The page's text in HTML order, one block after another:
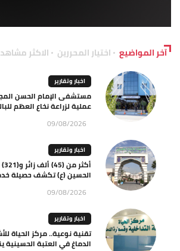
آخر المواضيع اختيار المحررين الاكثر
اخبار وتقارير
عملية لزراعة نخاع العظم
09/08/2026
اخبار وتقارير
الحسين (ع) تكشف حصيلة
09/08/2026
اخبار وتقارير
تقنية نوعية.. مركز الحياة
الدماغ في العتبة الحسينية